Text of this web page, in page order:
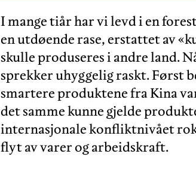
I mange tiår har vi levd i en
en utdøende rase, erstattet av
skulle produseres i andre land.
sprekker uhyggelig raskt. Først
smartere produktene fra Kina
det samme kunne gjelde
internasjonale konfliktnivået
flyt av varer og arbeidskraft.